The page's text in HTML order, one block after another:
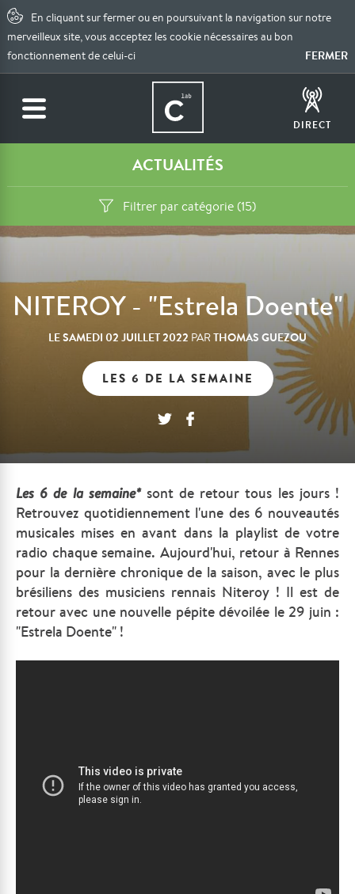
En cliquant sur fermer ou en poursuivant la navigation sur notre
merveilleux site, vous acceptez les cookie nécessaires au bon
fonctionnement de celui-ci
FERMER
DIRECT
ACTUALITÉS
Filtrer par catégorie (15)
NITEROY - "Estrela Doente"
LESAMEDI 02 JUILLET 2022 PARTHOMAS GUEZOU
LES 6 DE LA SEMAINE
Les 6 de la semaine*sont de retour tous les jours !
Retrouvez quotidiennement l'une des 6 nouveautés
musicales mises en avant dans la playlist de votre
radio chaque semaine. Aujourd'hui, retour à Rennes
pour la dernière chronique de la saison, avec le plus
brésiliens des musiciens rennais Niteroy ! Il est de
retour avec une nouvelle pépite dévoilée le 29 juin :
"Estrela Doente" !